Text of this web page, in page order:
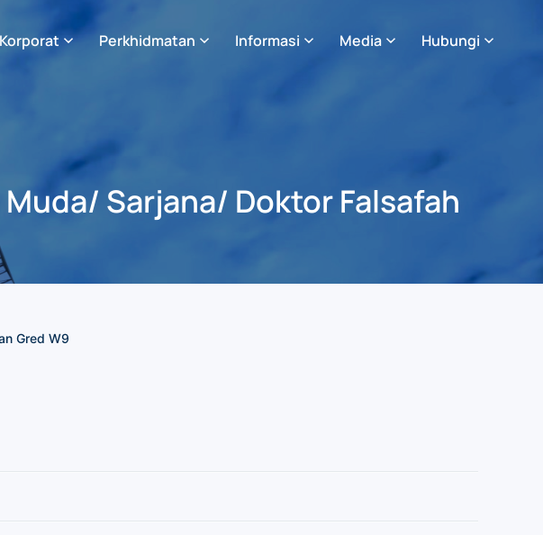
Perkhidmatan Informasi Media Hubungi
Sarjana/ Doktor Falsafah
Gred W9